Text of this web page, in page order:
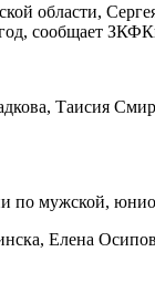
области,
сообщает
Таисия
по мужской,
Елена